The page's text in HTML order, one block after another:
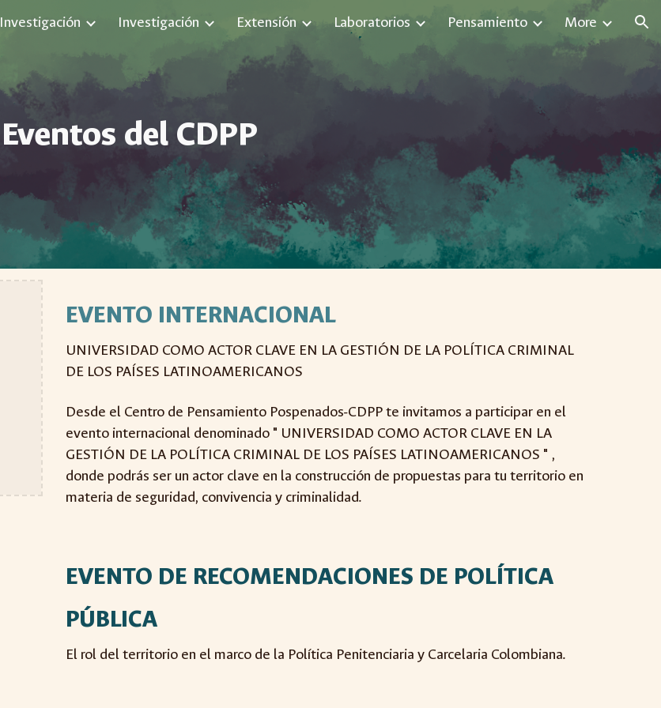
content Skip to navigation
Investigación Extensión Laboratorios Pensamiento More
Eventos del CDPP
EVENTO INTERNACIONAL
UNIVERSIDAD COMO ACTOR CLAVE EN LA GESTIÓN DE LA POLÍTICA CRIMINAL
DE LOS PAÍSES LATINOAMERICANOS
Desde el Centro de Pensamiento Pospenados-CDPP te invitamos a participar en el
evento internacional denominado " UNIVERSIDAD COMO ACTOR CLAVE EN LA
GESTIÓN DE LA POLÍTICA CRIMINAL DE LOS PAÍSES LATINOAMERICANOS " ,
donde podrás ser un actor clave en la construcción de propuestas para tu territorio en
materia de seguridad, convivencia y criminalidad.
EVENTO DE RECOMENDACIONES DE POLÍTICA
PÚBLICA
El rol del territorio en el marco de la Política Penitenciaria y Carcelaria Colombiana.